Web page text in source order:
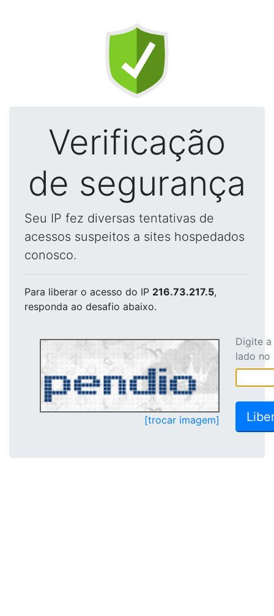
Verificação
de segurança
Seu IP fez diversas tentativas de
acessos suspeitos a sites hospedados
conosco.
Para liberar o acesso do IP 216.73.217.5,
responda ao desafio abaixo.
[trocar imagem]
Digite
lado no